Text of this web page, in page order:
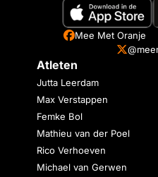
Mee Met Oranje
Atleten
Jutta Leerdam
Max Verstappen
Femke Bol
Mathieu van der Poel
Rico Verhoeven
Michael van Gerwen